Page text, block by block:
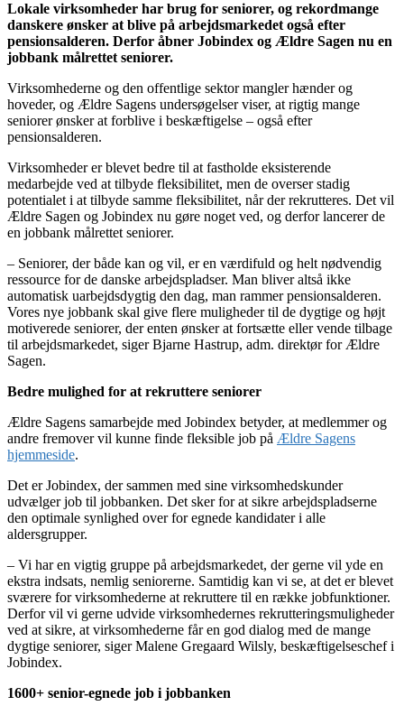
Lokale virksomheder har brug for seniorer, og rekordmange
danskere ønsker at blive på arbejdsmarkedet også efter
pensionsalderen. Derfor åbner Jobindex og Ældre Sagen nu en
jobbank målrettet seniorer.
Virksomhederne og den offentlige sektor mangler hænder og
hoveder, og Ældre Sagens undersøgelser viser, at rigtig mange
seniorer ønsker at forblive i beskæftigelse – også efter
pensionsalderen.
Virksomheder er blevet bedre til at fastholde eksisterende
medarbejde ved at tilbyde fleksibilitet, men de overser stadig
potentialet i at tilbyde samme fleksibilitet, når der rekrutteres. Det vil
Ældre Sagen og Jobindex nu gøre noget ved, og derfor lancerer de
en jobbank målrettet seniorer.
– Seniorer, der både kan og vil, er en værdifuld og helt nødvendig
ressource for de danske arbejdspladser. Man bliver altså ikke
automatisk uarbejdsdygtig den dag, man rammer pensionsalderen.
Vores nye jobbank skal give flere muligheder til de dygtige og højt
motiverede seniorer, der enten ønsker at fortsætte eller vende tilbage
til arbejdsmarkedet, siger Bjarne Hastrup, adm. direktør for Ældre
Sagen.
Bedre mulighed for at rekruttere seniorer
Ældre Sagens samarbejde med Jobindex betyder, at medlemmer og
andre fremover vil kunne finde fleksible job på Ældre Sagens
hjemmeside.
Det er Jobindex, der sammen med sine virksomhedskunder
udvælger job til jobbanken. Det sker for at sikre arbejdspladserne
den optimale synlighed over for egnede kandidater i alle
aldersgrupper.
– Vi har en vigtig gruppe på arbejdsmarkedet, der gerne vil yde en
ekstra indsats, nemlig seniorerne. Samtidig kan vi se, at det er blevet
sværere for virksomhederne at rekruttere til en række jobfunktioner.
Derfor vil vi gerne udvide virksomhedernes rekrutteringsmuligheder
ved at sikre, at virksomhederne får en god dialog med de mange
dygtige seniorer, siger Malene Gregaard Wilsly, beskæftigelseschef i
Jobindex.
1600+ senior-egnede job i jobbanken